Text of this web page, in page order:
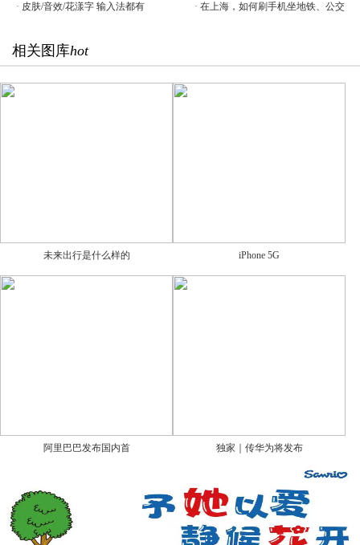
· 皮肤/音效/花漾字 输入法都有 · 在上海，如何刷手机坐地铁、公交
相关图库hot
未来出行是什么样的 iPhone 5G
阿里巴巴发布国内首 独家｜传华为将发布